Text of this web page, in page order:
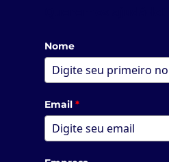
Nome
Email*